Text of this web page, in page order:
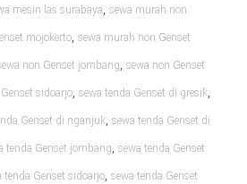
mesin las surabaya, sewa murah non
mojokerto, sewa murah non Genset
non Genset jombang, sewa non Genset
sidoarjo, sewa tenda Genset di gresik,
Genset di nganjuk, sewa tenda Genset di
tenda Genset jombang, sewa tenda Genset
tenda Genset sidoarjo, sewa tenda Genset